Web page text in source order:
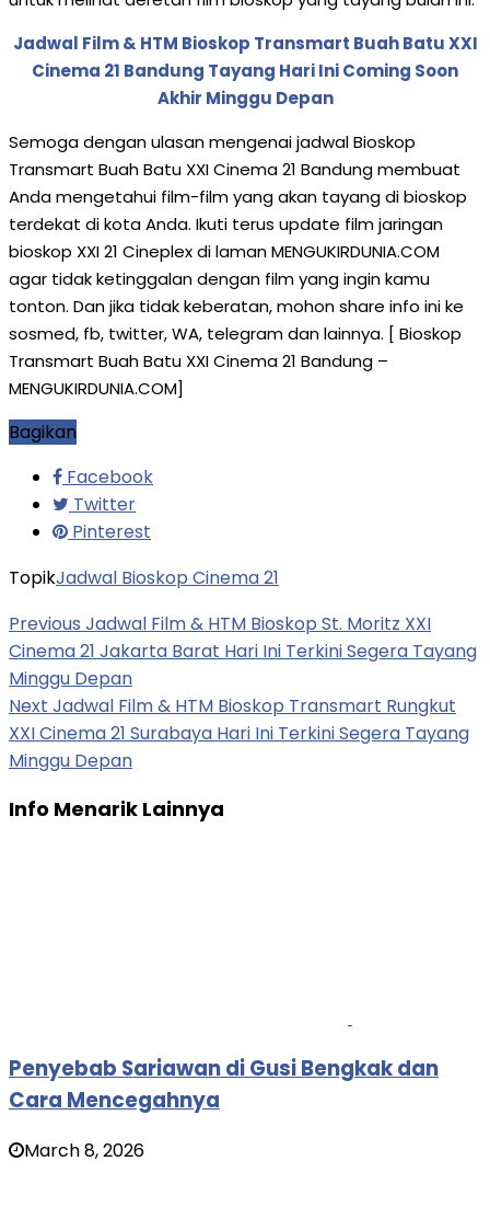
Jadwal Film & HTM Bioskop Transmart Buah Batu XXI
Cinema 21 Bandung Tayang Hari Ini Coming Soon
Akhir Minggu Depan
Semoga dengan ulasan mengenai jadwal Bioskop
Transmart Buah Batu XXI Cinema 21 Bandung membuat
Anda mengetahui film-film yang akan tayang di bioskop
terdekat di kota Anda. Ikuti terus update film jaringan
bioskop XXI 21 Cineplex di laman MENGUKIRDUNIA.COM
agar tidak ketinggalan dengan film yang ingin kamu
tonton. Dan jika tidak keberatan, mohon share info ini ke
sosmed, fb, twitter, WA, telegram dan lainnya. [ Bioskop
Transmart Buah Batu XXI Cinema 21 Bandung –
MENGUKIRDUNIA.COM]
Bagikan
Facebook
Twitter
Pinterest
TopikJadwal Bioskop Cinema 21
Previous Jadwal Film & HTM Bioskop St. Moritz XXI
Cinema 21 Jakarta Barat Hari Ini Terkini Segera Tayang
Minggu Depan
Next Jadwal Film & HTM Bioskop Transmart Rungkut
XXI Cinema 21 Surabaya Hari Ini Terkini Segera Tayang
Minggu Depan
Info Menarik Lainnya
Penyebab Sariawan di Gusi Bengkak dan
Cara Mencegahnya
March 8, 2026